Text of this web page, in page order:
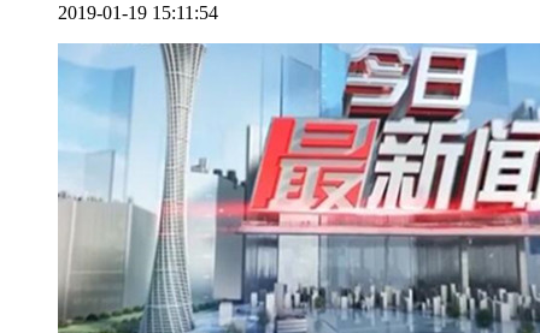
2019-01-19 15:11:54